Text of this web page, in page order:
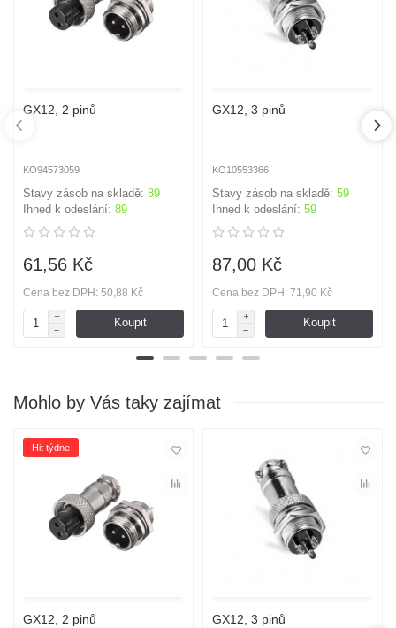
GX12, 2 pinů
KO94573059
Stavy zásob na skladě: 89
Ihned k odeslání: 89
61,56 Kč
Cena bez DPH: 50,88 Kč
Koupit
GX12, 3 pinů
KO10553366
Stavy zásob na skladě: 59
Ihned k odeslání: 59
87,00 Kč
Cena bez DPH: 71,90 Kč
Koupit
Mohlo by Vás taky zajímat
Hit týdne
GX12, 2 pinů GX12, 3 pinů